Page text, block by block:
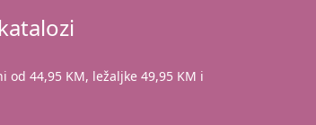
od 44,95 KM, ležaljke 49,95 KM i